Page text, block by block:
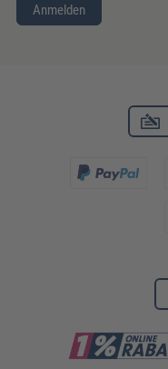
Anmelden